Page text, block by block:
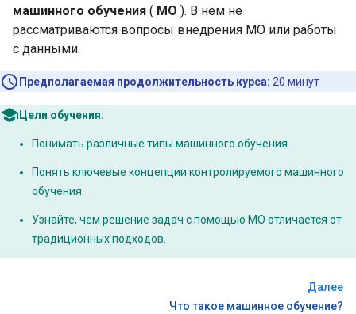
машинного обучения ( МО ). В нём не
рассматриваются вопросы внедрения МО или работы
с данными.
Предполагаемая продолжительность курса: 20 минут
Цели обучения:
Понимать различные типы машинного обучения.
Понять ключевые концепции контролируемого машинного
обучения.
Узнайте, чем решение задач с помощью МО отличается от
традиционных подходов.
Далее
Что такое машинное обучение?